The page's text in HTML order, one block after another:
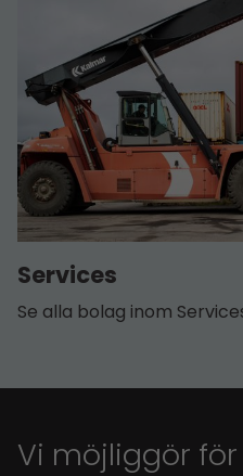
Services
Se alla bolag inom
Vi möjliggör